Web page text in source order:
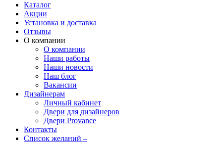
Каталог
Акции
Установка и доставка
Отзывы
О компании
О компании
Наши работы
Наши новости
Наш блог
Вакансии
Дизайнерам
Личный кабинет
Двери для дизайнеров
Двери Provance
Контакты
Список желаний –